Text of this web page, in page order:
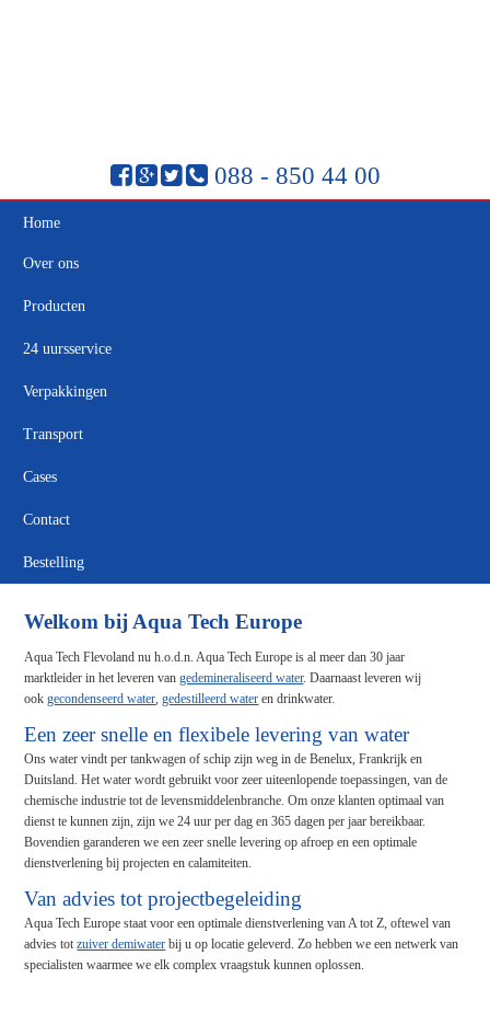
088 - 850 44 00
Home
Over ons
Producten
24 uursservice
Verpakkingen
Transport
Cases
Contact
Bestelling
Welkom bij Aqua Tech Europe
Aqua Tech Flevoland nu h.o.d.n. Aqua Tech Europe is al meer dan 30 jaar
marktleider in het leveren vangedemineraliseerd water. Daarnaast leveren wij
ookgecondenseerd water,gedestilleerd water en drinkwater.
Een zeer snelle en flexibele levering van water
Ons water vindt per tankwagen of schip zijn weg in de Benelux, Frankrijk en
Duitsland. Het water wordt gebruikt voor zeer uiteenlopende toepassingen, van de
chemische industrie tot de levensmiddelenbranche. Om onze klanten optimaal van
dienst te kunnen zijn, zijn we 24 uur per dag en 365 dagen per jaar bereikbaar.
Bovendien garanderen we een zeer snelle levering op afroep en een optimale
dienstverlening bij projecten en calamiteiten.
Van advies tot projectbegeleiding
Aqua Tech Europe staat voor een optimale dienstverlening van A tot Z, oftewel van
advies totzuiver demiwater bij u op locatie geleverd. Zo hebben we een netwerk van
specialisten waarmee we elk complex vraagstuk kunnen oplossen.